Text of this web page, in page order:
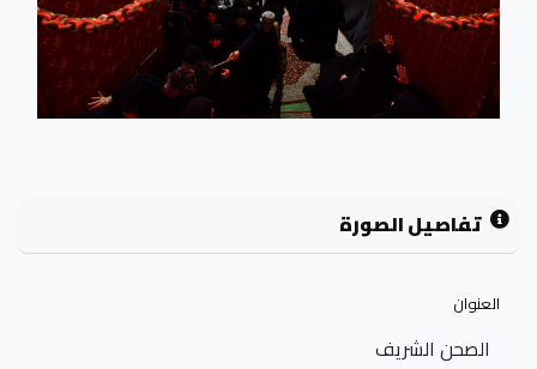
تفاصيل الصورة
العنوان
الصحن الشريف